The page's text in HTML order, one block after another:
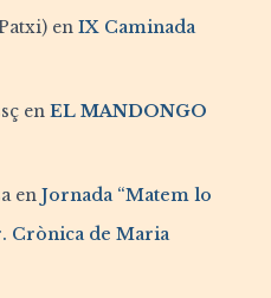
en IX Caminada
en EL MANDONGO
en Jornada “Matem lo
Crònica de Maria